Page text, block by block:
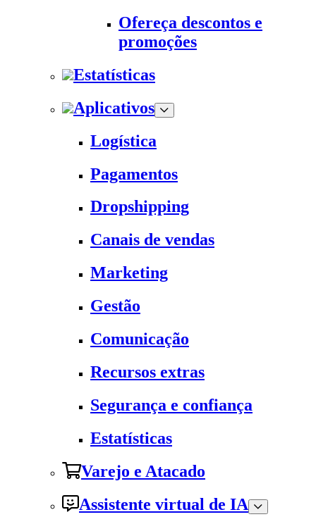
Ofereça descontos e
promoções
Estatísticas
Aplicativos
Logística
Pagamentos
Dropshipping
Canais de vendas
Marketing
Gestão
Comunicação
Recursos extras
Segurança e confiança
Estatísticas
Varejo e Atacado
Assistente virtual de IA